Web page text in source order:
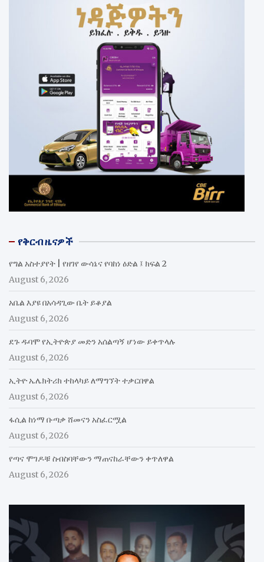
የቅርብ ዜናዎች
የግል አስተያየት | የዘገየ ውሳኔና የባከነ ዕድል ፤ ክፍል 2
August 6, 2026
አቤል እያዩ በአሳዳጊው ቤት ይቆያል
August 6, 2026
ደጉ ዱባሞ የኢትዮጵያ መድን አሰልጣኝ ሆነው ይቀጥላሉ
August 6, 2026
ኢትዮ ኤሌክትሪክ ተከላካይ ለማግኘት ተቃርበዋል
August 6, 2026
ፋሲል ከነማ ቡጣቃ ሸመናን አስፈርሟል
August 6, 2026
የጣና ሞገዶቹ ስብስባቸውን ማጠናከራቸውን ቀጥለዋል
August 6, 2026